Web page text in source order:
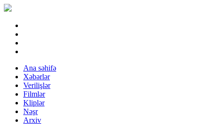
Ana səhifə
Xəbərlər
Verilişlər
Filmlər
Kliplər
Nəşr
Arxiv